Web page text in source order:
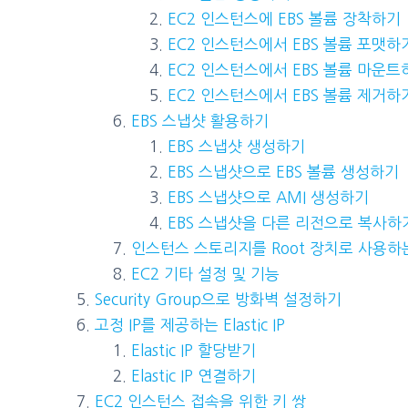
EC2 인스턴스에 EBS 볼륨 장착하기
EC2 인스턴스에서 EBS 볼륨 포맷하
EC2 인스턴스에서 EBS 볼륨 마운트
EC2 인스턴스에서 EBS 볼륨 제거하
EBS 스냅샷 활용하기
EBS 스냅샷 생성하기
EBS 스냅샷으로 EBS 볼륨 생성하기
EBS 스냅샷으로 AMI 생성하기
EBS 스냅샷을 다른 리전으로 복사하
인스턴스 스토리지를 Root 장치로 사용하
EC2 기타 설정 및 기능
Security Group으로 방화벽 설정하기
고정 IP를 제공하는 Elastic IP
Elastic IP 할당받기
Elastic IP 연결하기
EC2 인스턴스 접속을 위한 키 쌍